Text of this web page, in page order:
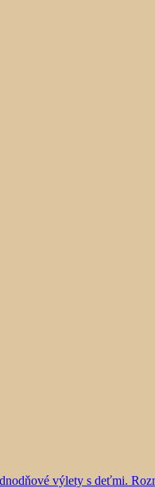
výlety s deťmi.